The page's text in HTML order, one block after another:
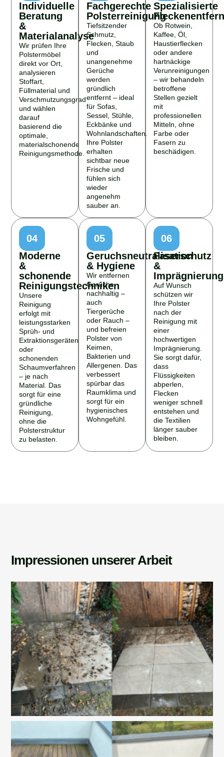
Individuelle
Beratung
&
Materialanalyse
Wir prüfen Ihre
Polstermöbel
direkt vor Ort,
analysieren
Stoffart,
Füllmaterial und
Verschmutzungsgrad
und wählen
darauf
basierend die
optimale,
materialschonende
Reinigungsmethode.
Fachgerechte
Polsterreinigung
Tiefsitzender
Schmutz,
Flecken, Staub
und
unangenehme
Gerüche
werden
gründlich
entfernt – ideal
für Sofas,
Sessel, Stühle,
Eckbänke und
Wohnlandschaften.
Ihre Polster
erhalten
sichtbar neue
Frische und
fühlen sich
wieder
angenehm
sauber an.
Spezialisierte
Ob Rotwein,
Kaffee, Öl,
Haustierflecken
oder andere
hartnäckige
Verunreinigungen
– wir behandeln
betroffene
Stellen gezielt
mit
professionellen
Mitteln, ohne
Farbe oder
Fasern zu
beschädigen.
04
Moderne
&
schonende
Reinigungstechniken
Unsere
Reinigung
erfolgt mit
leistungsstarken
Sprüh- und
Extraktionsgeräten
oder
schonenden
Schaumverfahren
– je nach
Material. Das
sorgt für eine
gründliche
Reinigung,
ohne die
Polsterstruktur
zu belasten.
05
Geruchsneutralisation
& Hygiene
Wir entfernen
Gerüche
nachhaltig –
auch
Tiergerüche
oder Rauch –
und befreien
Polster von
Keimen,
Bakterien und
Allergenen. Das
verbessert
spürbar das
Raumklima und
sorgt für ein
hygienisches
Wohngefühl.
06
Faserschutz
&
Imprägnierung
Auf Wunsch
schützen wir
Ihre Polster
nach der
Reinigung mit
einer
hochwertigen
Imprägnierung.
Sie sorgt dafür,
dass
Flüssigkeiten
abperlen,
Flecken
weniger schnell
entstehen und
die Textilien
länger sauber
bleiben.
Impressionen unserer Arbeit